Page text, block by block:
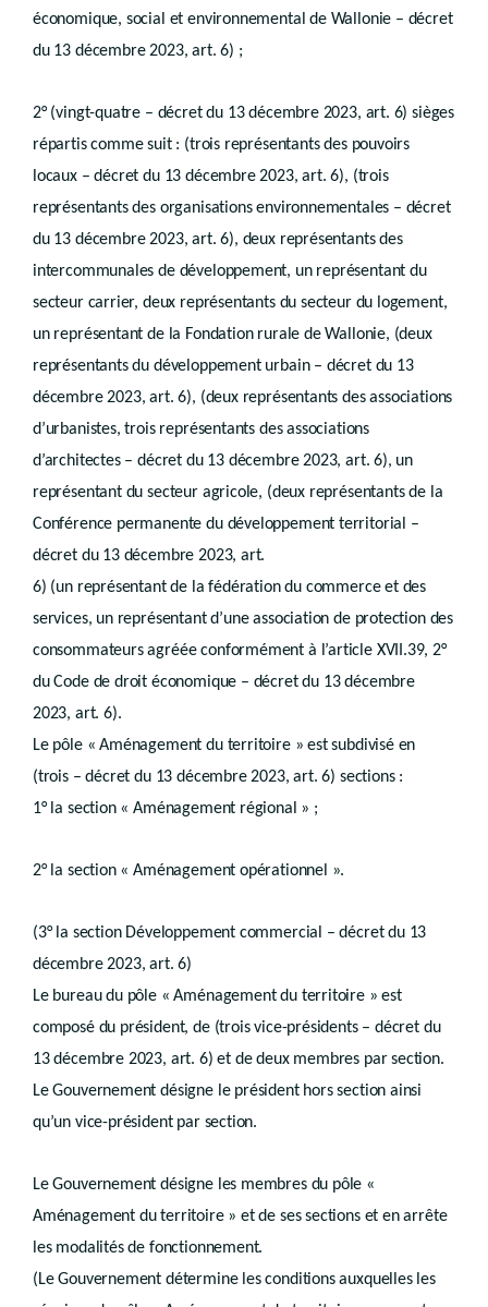
D.III.16
Livre IV
PERMIS ET CERTIFICATS D’URBANISME
Généralités
Chapitre I er
Notions
Art.D.IV.I
Actes soumis à permis d’urbanisation
Art. D.IV.2
Art.D.IV.3
Chapitre III
Actes et travaux soumis à permis d’urbanisme
Art. D.IV.4/1
Chapitre IV
Section 1re Ecarts
Section 2 Dérogations
Art. D.IV.6
Art. D.IV.7
Art. D.IV.8
Art. D.IV.9
Art. D.IV.10
Art. D.IV.11
Art. D.IV.12
Art. D.IV.13
Titre II Procédure
Chapitre I
Section 1re
Sous-section 1re Généralités
Art.
Sous-section 2 Permis
Art.D.IV.15
Sous-section 3 Certificats d’urbanisme
Art.D.IV.20
Art.D.IV.21
Sous-section 1re Permis
Art.D.IV.22
Certificat d’urbanisme
Art.D.IV.23
Sous-section 3
Art.D.IV.25
Section 1
Art.D.IV.26
Art.D.IV.27
Art. D.IV.28
Art.
Section 2 Dossier de demande de certificat d’urbanisme
économique, social et environnemental de Wallonie – décret
du 13 décembre 2023, art. 6) ;
2° (vingt-quatre – décret du 13 décembre 2023, art. 6) sièges
répartis comme suit : (trois représentants des pouvoirs
locaux – décret du 13 décembre 2023, art. 6), (trois
représentants des organisations environnementales – décret
du 13 décembre 2023, art. 6), deux représentants des
intercommunales de développement, un représentant du
secteur carrier, deux représentants du secteur du logement,
un représentant de la Fondation rurale de Wallonie, (deux
représentants du développement urbain – décret du 13
décembre 2023, art. 6), (deux représentants des associations
d’urbanistes, trois représentants des associations
d’architectes – décret du 13 décembre 2023, art. 6), un
représentant du secteur agricole, (deux représentants de la
Conférence permanente du développement territorial –
décret du 13 décembre 2023, art.
6) (un représentant de la fédération du commerce et des
services, un représentant d’une association de protection des
consommateurs agréée conformément à l’article XVII.39, 2°
du Code de droit économique – décret du 13 décembre
2023, art. 6).
Le pôle « Aménagement du territoire » est subdivisé en
(trois – décret du 13 décembre 2023, art. 6) sections :
1° la section « Aménagement régional » ;
2° la section « Aménagement opérationnel ».
(3° la section Développement commercial – décret du 13
décembre 2023, art. 6)
Le bureau du pôle « Aménagement du territoire » est
composé du président, de (trois vice-présidents – décret du
13 décembre 2023, art. 6) et de deux membres par section.
Le Gouvernement désigne le président hors section ainsi
qu’un vice-président par section.
Le Gouvernement désigne les membres du pôle «
Aménagement du territoire » et de ses sections et en arrête
les modalités de fonctionnement.
(Le Gouvernement détermine les conditions auxquelles les